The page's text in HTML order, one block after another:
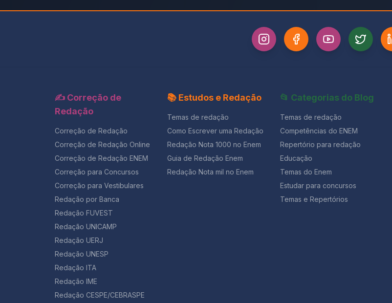
✍️ Correção de
Redação
Correção de Redação
Correção de Redação Online
Correção de Redação ENEM
Correção para Concursos
Correção para Vestibulares
Redação por Banca
Redação FUVEST
Redação UNICAMP
Redação UERJ
Redação UNESP
Redação ITA
Redação IME
Redação CESPE/CEBRASPE
📚 Estudos e Redação
Temas de redação
Como Escrever uma Redação
Redação Nota 1000 no Enem
Guia de Redação Enem
Redação Nota mil no Enem
📂 Categorias do Blog
Temas de redação
Competências do ENEM
Repertório para redação
Educação
Temas do Enem
Estudar para concursos
Temas e Repertórios